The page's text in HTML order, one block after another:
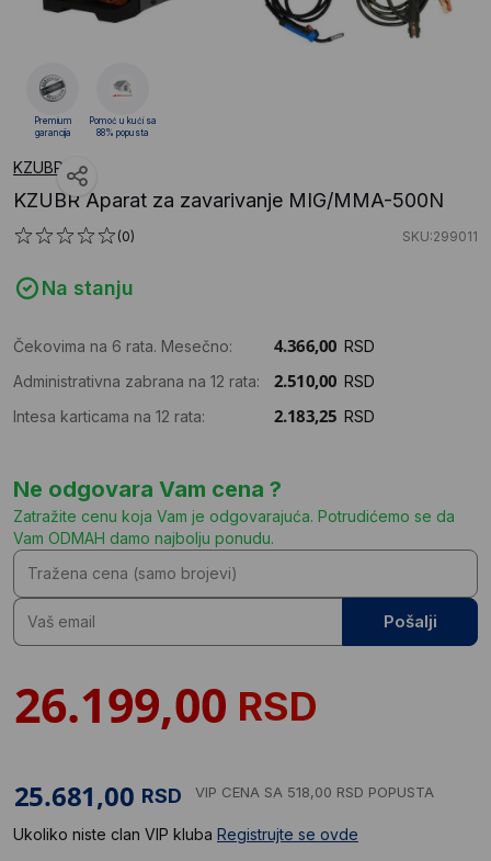
KZUBR
KZUBR Aparat za zavarivanje MIG/MMA-500N
(0) SKU:299011
Na stanju
Čekovima na 6 rata. Mesečno:
RSD
Administrativna zabrana na 12 rata:
RSD
Intesa karticama na 12 rata:
RSD
Ne odgovara Vam cena ?
Zatražite cenu koja Vam je odgovarajuća. Potrudićemo se da
Vam ODMAH damo najbolju ponudu.
Pošalji
RSD
RSD VIP CENA SA 518,00 RSD POPUSTA
Ukoliko niste clan VIP kluba Registrujte se ovde
Premium
garancija
Pomoć u kući sa
88% popusta